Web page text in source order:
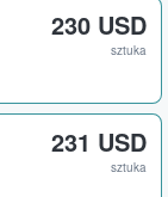
230 USD
sztuka
231 USD
sztuka